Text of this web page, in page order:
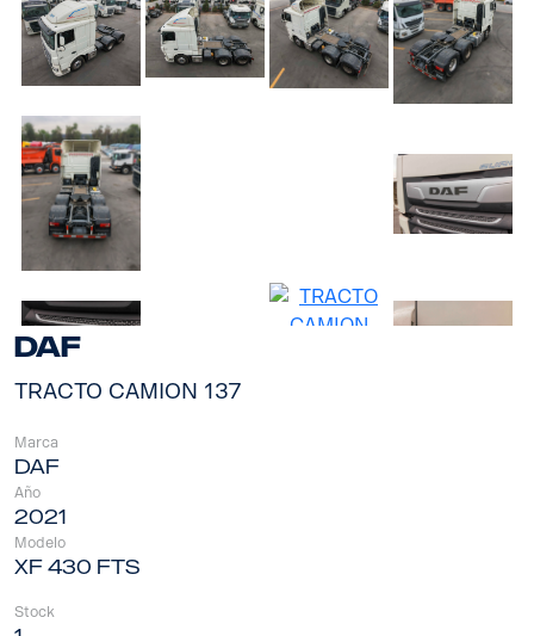
DAF
TRACTO CAMION 137
Marca
DAF
Año
2021
Modelo
XF 430 FTS
Stock